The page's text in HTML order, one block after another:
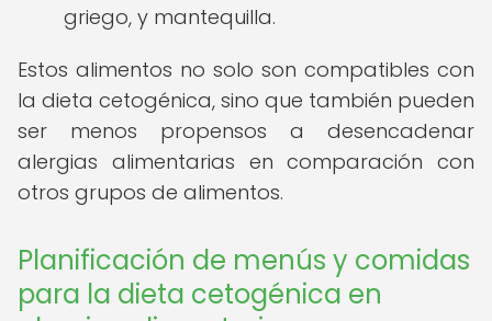
griego, y mantequilla.
Estos alimentos no solo son compatibles con
la dieta cetogénica, sino que también pueden
ser menos propensos a desencadenar
alergias alimentarias en comparación con
otros grupos de alimentos.
Planificación de menús y comidas
para la dieta cetogénica en